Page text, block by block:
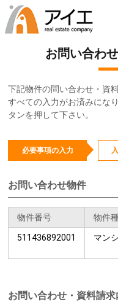
お問い合わ
下記物件の問い合わせ・資
すべての入力がお済みにな
タンを押して下さい。
必要事項の入力
お問い合わせ物件
物件番号 物件
511436892001 マン
お問い合わせ・資料請求